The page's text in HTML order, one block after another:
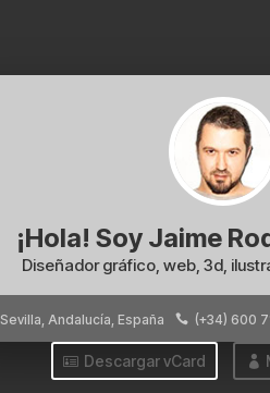
¡Hola! Soy Jaime
Diseñador gráfico, web, 3d,
Sevilla Andalucía ,España  (+34) 600
Descargar vCard